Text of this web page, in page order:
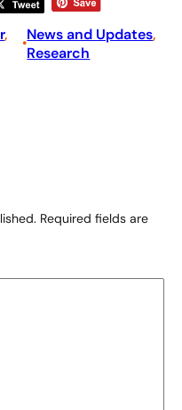
•News and Updates
Research
Required fields are